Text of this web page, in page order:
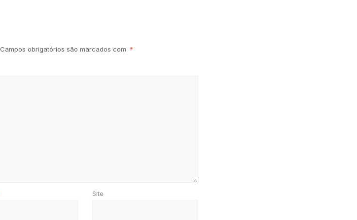
Campos obrigatórios são marcados com *
Site